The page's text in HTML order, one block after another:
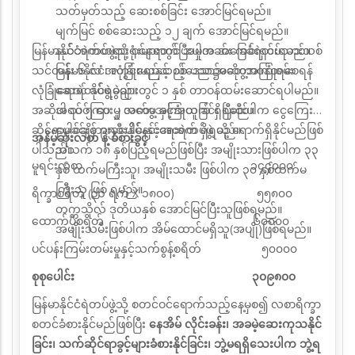
သတ်မှတ်သည့် ဆေးစစ်ခြင်း အောင်မြင်ရမည်။
မျက်မြင် စစ်ဆေးသည့် ၁၂ ချက် အောင်မြင်ရမည်။
နယ်ဘက်တရားရုံးများတွင် အမှုအခင်း ကင်းရှင်းရမည်။
မြန်မာနိုင်ငံအတွင်းမည်သည့်ဒေသ၌မဆိုတာဝန်ထမ်း
ဆောင် နိုင်ရမည်။
အရပ် ၅ ပေ ၂ လက်မ နှင့်အထက် ရှိရမည်။
ပေါင်ချိန် ၉၅ ပေါင် နှင့်အထက် ရှိရမည်။
အသက် ၁၈ နှစ်ပြည့်ရမည်ဖြစ်ပြီး အမျိုးသားဖြစ်ပါက ၃၃
နှစ် ထက်မကြီးသူ၊ အမျိုးသမီး ဖြစ်ပါက ၃၀ နှစ်ထက်မ
ကြီးသူ ဖြစ် ရမည်။
တက္ကသိုလ် ဒုတိယနှစ် အောင်မြင်ပြီးသူဖြစ်ရမည်။
အမျိုးသမီးဖြစ်ပါက အိမ်ထောင်မရှိသူ(အပျို)ဖြစ်ရမည်။
မြန်မာနိုင်ငံရဲတပ်ဖွဲ့သို့ ဝင်ရောက်ပြီးပါက အခြေခံရဲတပ်သားသစ်
သင်တန်း ၆ လ ၊ လုံခြုံရေးနှင့် စစ် ပညာအတွေ့အကြုံရစေရန်
လုံခြုံရေးရဲတပ်ဖွဲ့ခွဲများတွင် ၁ နှစ် တာဝန်ထမ်းဆောင်ရပါမည်။
အဆိုပါ သင်ကြားမှု အတွေ့အကြုံယူခြင်း ပြီးစီးပါက ငွေကြေး
ဆိုင်ရာမှုခင်းတားဆီးနှိမ်နင်းရေးရဲတပ်ဖွဲ့ သို့ ရောက်ရှိနိုင်မည်ဖြစ်
ပါသည်။
အနိမ့်ဆုံးလစာ နဲ့ ခံစားခွင့်
မူရင်းလစာ ၁၄၄၀၀၀
ရိက္ခာစရိတ် (၃၁ ရက် X ၁၈၀၀) ၅၅၈၀၀
ထောက်ပံ့စရိတ် ၆၀၀၀၀
ပင်ပန်းကြမ်းတမ်းမှုနှင့်သက်စွန့်စရိတ် ၅၀၀၀၀
စုစုပေါင်း ၃၀၉၈၀၀
မြန်မာနိုင်ငံရဲတပ်ဖွဲ့သို့ စတင်ဝင်ရောက်သည့်နေ့မှစ၍ လစာရိက္ခာ
စတင်ခံစားနိုင်မည်ဖြစ်ပြီး နေအိမ်လိုင်းခန်း၊ အခမဲ့ဆေးကုသနိုင်
ခြင်း၊ သက်ဆိုင်ရာခွင့်များခံစားနိုင်ခြင်း၊ ဘွဲ့မရရှိသေးပါက ဘွဲ့ရ